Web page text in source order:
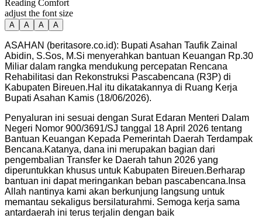
Reading Comfort
adjust the font size
A A A A
ASAHAN (beritasore.co.id): Bupati Asahan Taufik Zainal
Abidin, S.Sos, M.Si menyerahkan bantuan Keuangan Rp.30
Miliar dalam rangka mendukung percepatan Rencana
Rehabilitasi dan Rekonstruksi Pascabencana (R3P) di
Kabupaten Bireuen.Hal itu dikatakannya di Ruang Kerja
Bupati Asahan Kamis (18/06/2026).
Penyaluran ini sesuai dengan Surat Edaran Menteri Dalam
Negeri Nomor 900/3691/SJ tanggal 18 April 2026 tentang
Bantuan Keuangan Kepada Pemerintah Daerah Terdampak
Bencana.Katanya, dana ini merupakan bagian dari
pengembalian Transfer ke Daerah tahun 2026 yang
diperuntukkan khusus untuk Kabupaten Bireuen.Berharap
bantuan ini dapat meringankan beban pascabencana.Insa
Allah nantinya kami akan berkunjung langsung untuk
memantau sekaligus bersilaturahmi. Semoga kerja sama
antardaerah ini terus terjalin dengan baik